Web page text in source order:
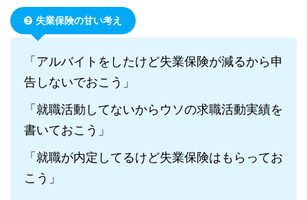
失業保険の甘い考え
「アルバイトをしたけど失業保険が減るから申
告しないでおこう」
「就職活動してないからウソの求職活動実績を
書いておこう」
「就職が内定してるけど失業保険はもらってお
こう」